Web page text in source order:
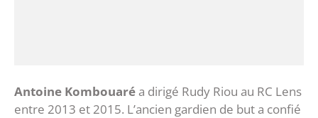
Antoine Kombouaréa dirigé Rudy Riou au RC Lens
entre 2013 et 2015. L’ancien gardien de but a confié